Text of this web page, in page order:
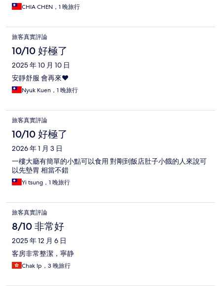
CHIA CHEN，1 晚旅行
旅客真實評論
10/10 好極了
2025 年 10 月 10 日
安靜舒服 會再來❤️
Nyuk Kuen，1 晚旅行
旅客真實評論
10/10 好極了
2026 年 1 月 3 日
一樓大廳有簡單的小點可以食用 對剛到飯店肚子小餓的人來說可
以先墊胃 相當不錯
Yi tsung，1 晚旅行
旅客真實評論
8/10 非常好
2025 年 12 月 6 日
客房非常整潔，寧静
Chak Ip，3 晚旅行